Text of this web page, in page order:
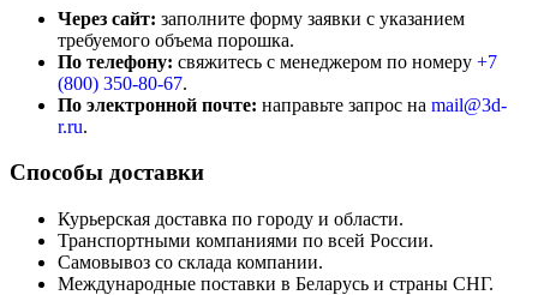
Через сайт: заполните форму заявки с указанием
требуемого объема порошка.
По телефону: свяжитесь с менеджером по номеру +7
(800) 350-80-67.
По электронной почте: направьте запрос на mail@3d-
r.ru.
Способы доставки
Курьерская доставка по городу и области.
Транспортными компаниями по всей России.
Самовывоз со склада компании.
Международные поставки в Беларусь и страны СНГ.